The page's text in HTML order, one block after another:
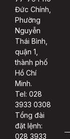
Đức Chính,
Phường
Nguyễn
Thái Bình,
quận 1,
thành phố
Hồ Chí
Minh.
Tel: 028
3933 0308
Tổng đài
đặt lệnh:
028 3933